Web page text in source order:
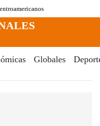
Globales